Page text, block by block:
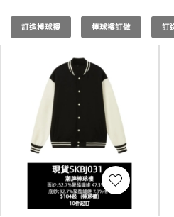
美，無論是鬆弛的周末聚會還
讓您保持最佳形象。選擇iGift的
MOQ: 1件起 ； 價格：HKD90 /
需3-7天。
訂造棒球褸 棒球褸訂做 訂